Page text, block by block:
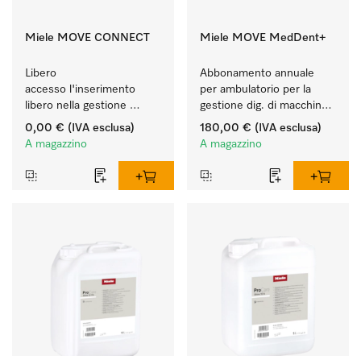
Miele MOVE CONNECT
Libero
accesso l'inserimento
libero nella gestione
digitale delle macchine
Miele Professional.
0,00 € (IVA esclusa)
A magazzino
Miele MOVE MedDent+
Abbonamento annuale
per ambulatorio per la
gestione dig. di macchine
Miele Professional con
tracciabilità processi.
180,00 € (IVA esclusa)
A magazzino